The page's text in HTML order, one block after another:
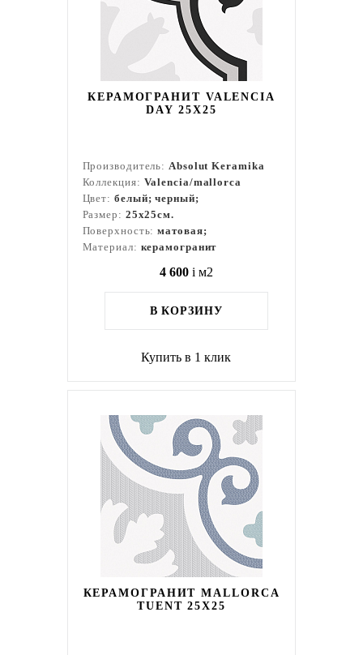
КЕРАМОГРАНИТ VALENCIA
DAY 25Х25
Производитель:Absolut Keramika
Коллекция: Valencia/mallorca
Цвет: белый; черный;
Размер: 25x25см.
Поверхность:матовая;
Материал: керамогранит
4 600 i м2
В КОРЗИНУ
Купить в 1 клик
КЕРАМОГРАНИТ MALLORCA
TUENT 25X25